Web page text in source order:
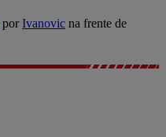
porIvanovic na frente de